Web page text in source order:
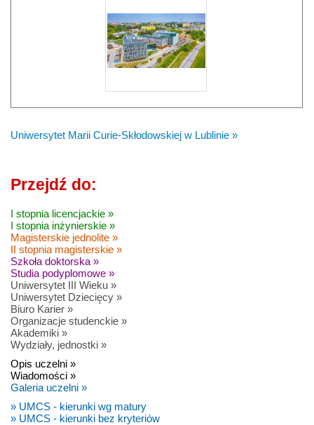
Uniwersytet Marii Curie-Skłodowskiej w Lublinie »
Przejdź do:
I stopnia licencjackie »
I stopnia inżynierskie »
Magisterskie jednolite »
II stopnia magisterskie »
Szkoła doktorska »
Studia podyplomowe »
Uniwersytet III Wieku »
Uniwersytet Dziecięcy »
Biuro Karier »
Organizacje studenckie »
Akademiki »
Wydziały, jednostki »
Opis uczelni »
Wiadomości »
Galeria uczelni »
» UMCS - kierunki wg matury
» UMCS - kierunki bez kryteriów